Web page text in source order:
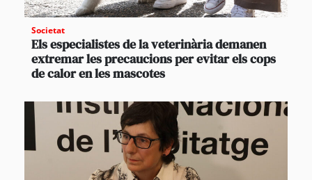
Societat
Els especialistes de la veterinària demanen
extremar les precaucions per evitar els cops
de calor en les mascotes